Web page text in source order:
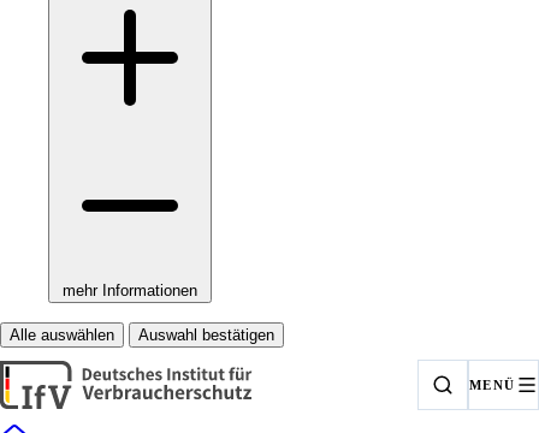
mehr Informationen
Alle auswählen Auswahl bestätigen
MENÜ